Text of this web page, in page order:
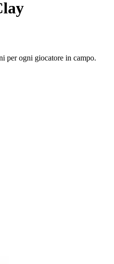
per ogni giocatore in campo.